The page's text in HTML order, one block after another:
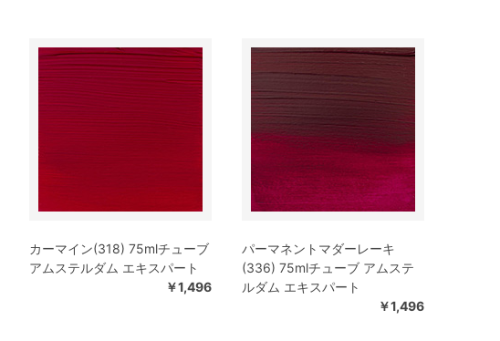
カーマイン(318) 75mlチューブ
アムステルダム エキスパート
￥1,496
パーマネントマダーレーキ
(336) 75mlチューブ アムステ
ルダム エキスパート
￥1,496